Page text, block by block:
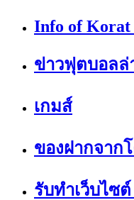
Info of Korat
ข่าวฟุตบอลล่
เกมส์
ของฝากจาก
รับทำเว็บไซ